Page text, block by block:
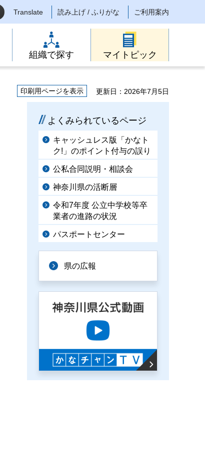
Translate 読み上げ / ふりがな ご利用案内
組織で探す マイトピック
印刷用ページを表示
更新日：2026年7月5日
よくみられているページ
キャッシュレス版「かなト
ク!」のポイント付与の誤り
公私合同説明・相談会
神奈川県の活断層
令和7年度 公立中学校等卒
業者の進路の状況
パスポートセンター
県の広報